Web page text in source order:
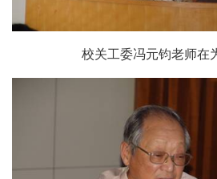
校关工委冯元钧老师在